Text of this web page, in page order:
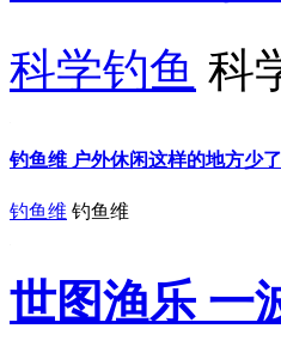
科学钓鱼 科
钓鱼维 户外休闲这样的地方少
钓鱼维 钓鱼维
世图渔乐 一